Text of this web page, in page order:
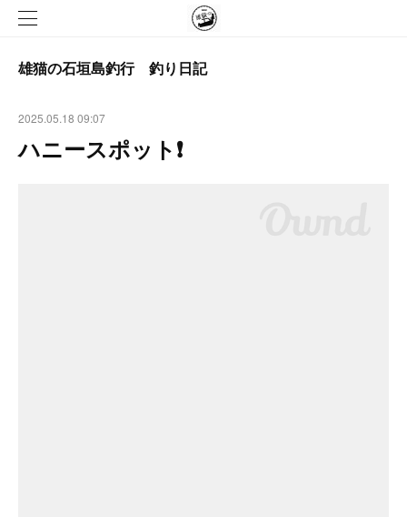
雄猫の石垣島釣行 釣り日記
2025.05.18 09:07
ハニースポット❗